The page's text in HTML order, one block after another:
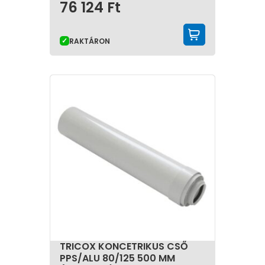
76 124 Ft
RAKTÁRON
TRICOX KONCETRIKUS CSŐ
PPS/ALU 80/125 500 MM